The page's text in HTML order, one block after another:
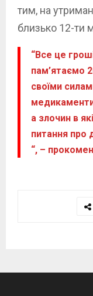
тим, на
близько 12-ти
“Все це
пам’ятаємо
своїми
а злочин в
питання про
“, –